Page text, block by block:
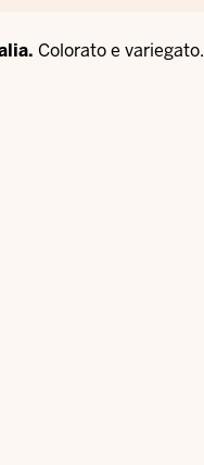
Colorato e variegato.